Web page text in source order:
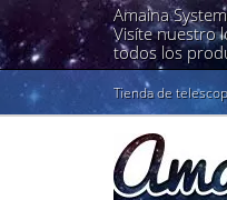
Amaina
Visíte nuestro
todos los
Tienda de